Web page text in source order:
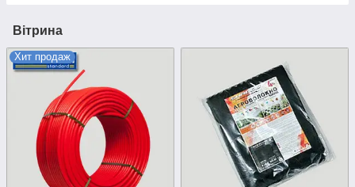
Вітрина
Хит продаж